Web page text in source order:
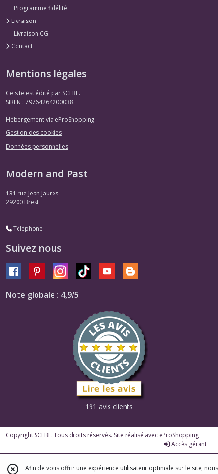
Programme fidélité
Livraison
Livraison CG
Contact
Mentions légales
Ce site est édité par SCLBL.
SIREN : 79764264200038
Hébergement via eProShopping
Gestion des cookies
Données personnelles
Modern and Past
131 rue Jean Jaures
29200 Brest
Téléphone
Suivez nous
Note globale : 4,9/5
191 avis clients
Copyright SCLBL. Tous droits réservés. Site réalisé avec eProShopping
Accès gérant
Afin de vous offrir une expérience utilisateur optimale sur le site, nous